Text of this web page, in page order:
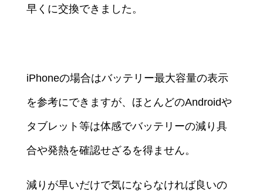
早くに交換できました。
iPhoneの場合はバッテリー最大容量の表示
を参考にできますが、ほとんどのAndroidや
タブレット等は体感でバッテリーの減り具
合や発熱を確認せざるを得ません。
減りが早いだけで気にならなければ良いの